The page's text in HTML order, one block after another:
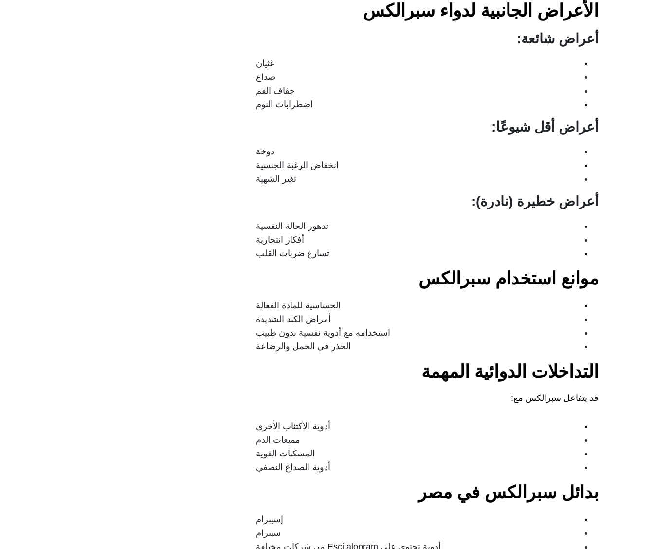
الأعراض الجانبية لدواء سبرالكس
أعراض شائعة:
غثيان
صداع
جفاف الفم
اضطرابات النوم
أعراض أقل شيوعًا:
دوخة
انخفاض الرغبة الجنسية
تغير الشهية
أعراض خطيرة (نادرة):
تدهور الحالة النفسية
أفكار انتحارية
تسارع ضربات القلب
موانع استخدام سبرالكس
الحساسية للمادة الفعالة
أمراض الكبد الشديدة
استخدامه مع أدوية نفسية بدون طبيب
الحذر في الحمل والرضاعة
التداخلات الدوائية المهمة
قد يتفاعل سبرالكس مع:
أدوية الاكتئاب الأخرى
مميعات الدم
المسكنات القوية
أدوية الصداع النصفي
بدائل سبرالكس في مصر
إسيبرام
سيبرام
أدوية تحتوي على Escitalopram من شركات مختلفة